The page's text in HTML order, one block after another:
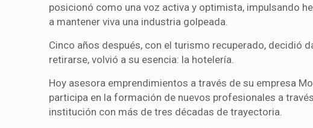
posicionó como una voz activa y optimista, impulsando
a mantener viva una industria golpeada.
Cinco años después, con el turismo recuperado, decidió
retirarse, volvió a su esencia: la hotelería.
Hoy asesora emprendimientos a través de su empresa
participa en la formación de nuevos profesionales a
institución con más de tres décadas de trayectoria.